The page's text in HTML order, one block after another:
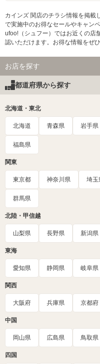
カインズ 関店のチラシ情報を掲載
で実施中のお得なセールやキャン
ufoo!（シュフー）ではお近くの店
認いただけます。お得な情報をぜ
お店を探す
都道府県から探す
北海道・東北
北海道 青森県 岩手県
福島県
関東
東京都 神奈川県 埼玉
群馬県
北陸・甲信越
山梨県 長野県 新潟県
東海
愛知県 静岡県 岐阜県
関西
大阪府 兵庫県 京都府
中国
岡山県 広島県 鳥取県
四国